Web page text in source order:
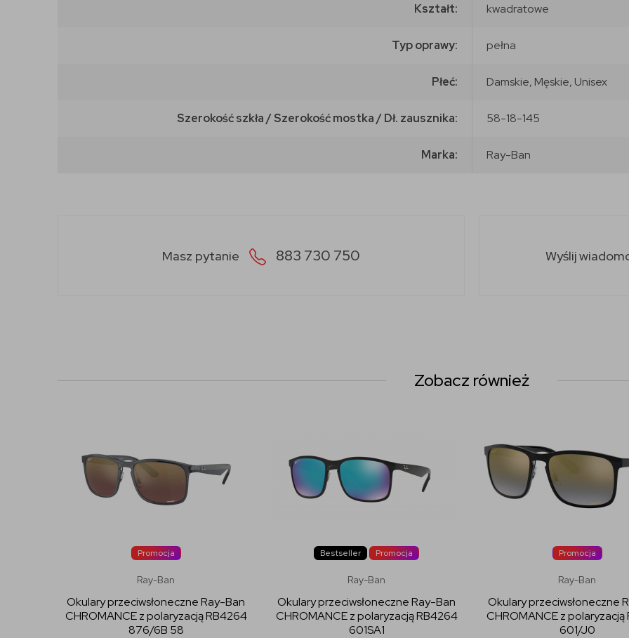
Kształt: kwadratowe
Typ oprawy: pełna
Płeć: Damskie, Męskie, Unisex
Szerokość szkła / Szerokość mostka / Dł. zausznika: 58-18-145
Marka: Ray-Ban
Masz pytanie 883 730 750 Wyślij
Zobacz również
Promocja
Ray-Ban
Okulary przeciwsłoneczne Ray-Ban
CHROMANCE z polaryzacją RB4264
876/6B 58
Bestseller Promocja
Ray-Ban
Okulary przeciwsłoneczne Ray-Ban
CHROMANCE z polaryzacją RB4264
601SA1
Promocja
Ray-Ban
Okulary przeciwsłoneczne
CHROMANCE z polaryzacją
601/J0